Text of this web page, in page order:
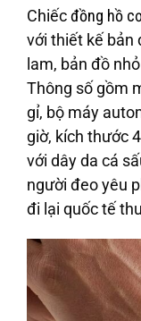
Chiếcđồng hồ
với thiết kế bản
lam, bản đồ
Thông số gồm
gỉ, bộ máy
giờ, kích thước
với dây da cá
người đeo yêu
đi lại quốc tế